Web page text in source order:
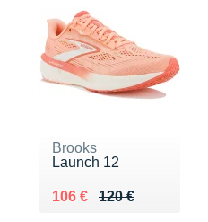
Brooks
Launch 12
120 €
Au lieu de 120 €
106 €
Vendu 106 €